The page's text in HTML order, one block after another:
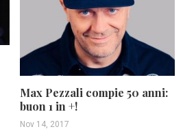
Max Pezzali compie 50 anni:
buon 1 in +!
Nov 14, 2017